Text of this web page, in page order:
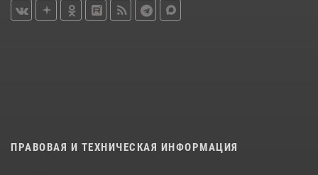
ПРАВОВАЯ И ТЕХНИЧЕСКАЯ ИНФОРМАЦИЯ